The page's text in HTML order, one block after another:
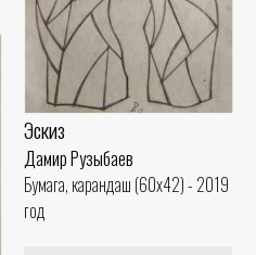
Эскиз
Дамир Рузыбаев
Бумага, карандаш (60x42) - 2019
год